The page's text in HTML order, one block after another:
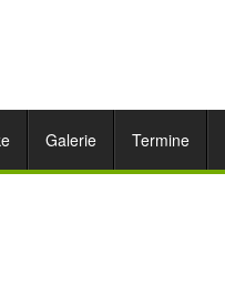
Galerie Termine